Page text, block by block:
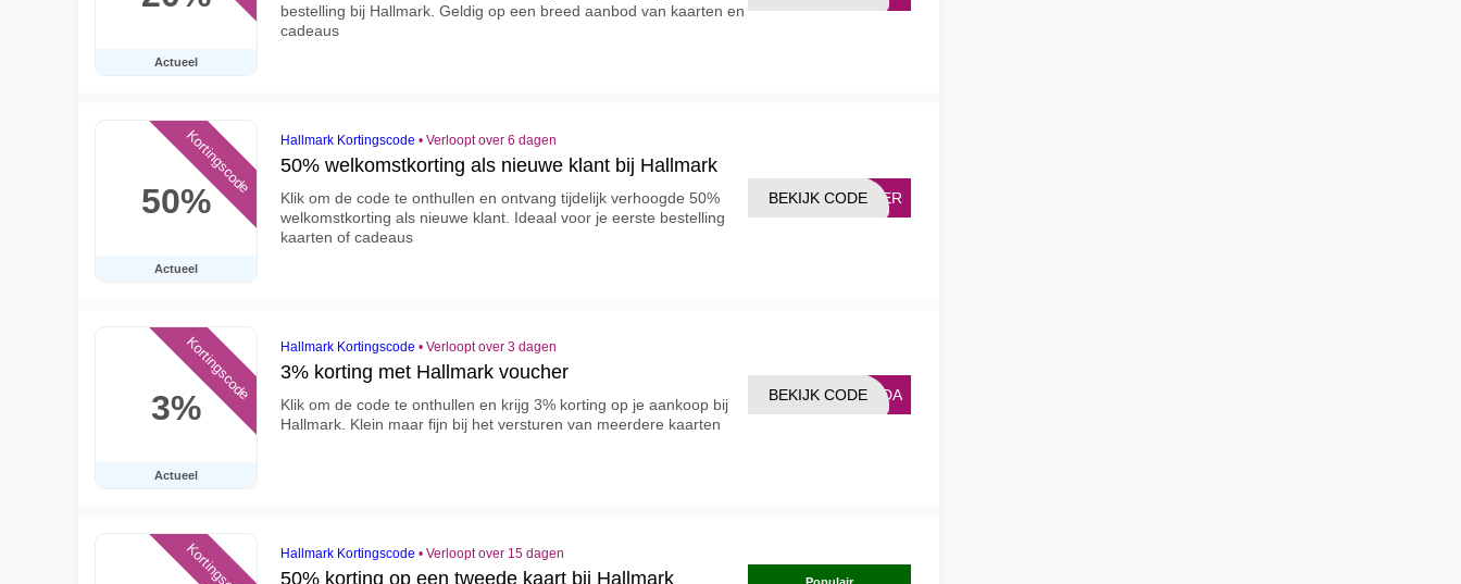
Actueel
bestelling bij Hallmark. Geldig op een breed aanbod van kaarten en
cadeaus
50%
Actueel
Kortingscode Hallmark Kortingscode • Verloopt over 6 dagen
50% welkomstkorting als nieuwe klant bij Hallmark
Klik om de code te onthullen en ontvang tijdelijk verhoogde 50%
welkomstkorting als nieuwe klant. Ideaal voor je eerste bestelling
kaarten of cadeaus
FFER
BEKIJK CODE
3%
Actueel
Kortingscode Hallmark Kortingscode • Verloopt over 3 dagen
3% korting met Hallmark voucher
Klik om de code te onthullen en krijg 3% korting op je aankoop bij
Hallmark. Klein maar fijn bij het versturen van meerdere kaarten
ANDA
BEKIJK CODE
Hallmark Kortingscode • Verloopt over 15 dagen
50% korting op een tweede kaart bij Hallmark Populair